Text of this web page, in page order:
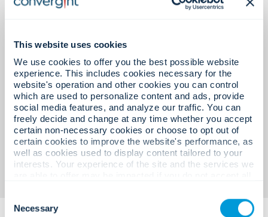
This website uses cookies
We use cookies to offer you the best possible website
experience. This includes cookies necessary for the
website's operation and other cookies you can control
which are used to personalize content and ads, provide
social media features, and analyze our traffic. You can
freely decide and change at any time whether you accept
certain non-necessary cookies or choose to opt out of
certain cookies to improve the website's performance, as
well as cookies used to display content tailored to your
interests. Your experience of the site and the services we
Selection
Necessary
ประตูหมุน และระบบทางเข้าที่ช่วย
การสัญจรไปมา
ปลอดภัยระดับสูง
โซลูชันตู้นิรภัยแบบโมดูลาร์ที่
ออกแบบมาเพื่อรองรับการปฏิบัติ
ตามกฎระเบียบและความต้องการทาง